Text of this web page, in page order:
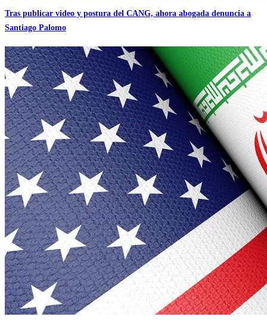
Tras publicar video y postura del CANG, ahora abogada denuncia a
Santiago Palomo